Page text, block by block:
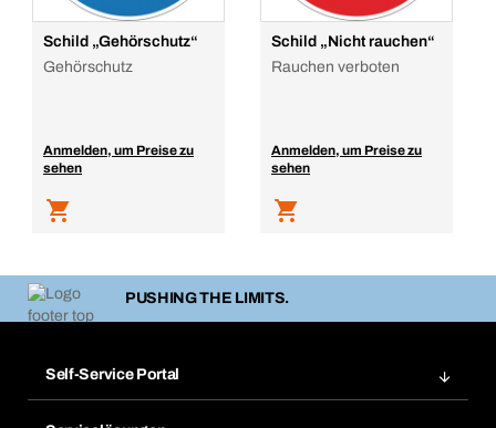
Schild „Gehörschutz“
Gehörschutz
Anmelden, um Preise zu
sehen
Schild „Nicht rauchen“
Rauchen verboten
Anmelden, um Preise zu
sehen
PUSHING THE LIMITS.
Self-Service Portal